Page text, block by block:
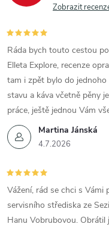
Zobrazit
Martina Jánská
4.7.2026
Ráda bych touto cestou
Elleta Explore, recenze
tam i zpět bylo do
stavu a káva včetně pěny
práce, ještě jednou Vám
Vážení, rád se chci s
servisního střediska ze
Hanu Vobrubovou.